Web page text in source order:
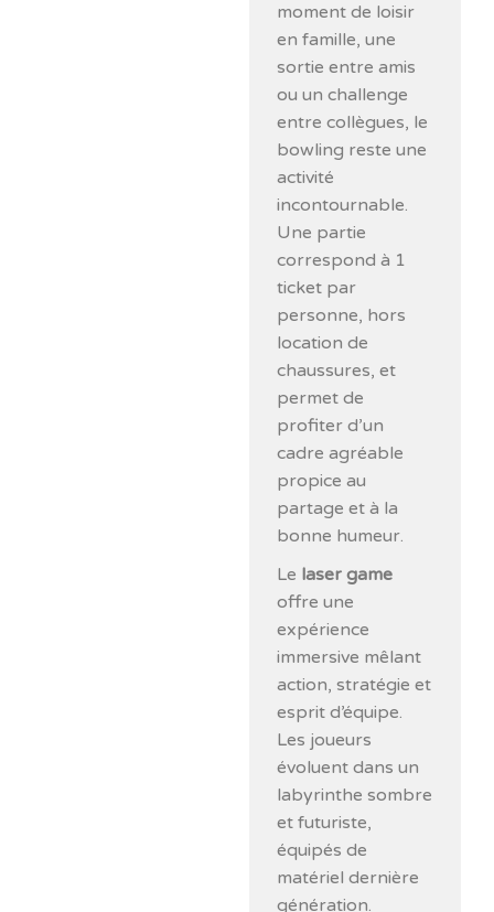
moment de loisir
en famille, une
sortie entre amis
ou un challenge
entre collègues, le
bowling reste une
activité
incontournable.
Une partie
correspond à 1
ticket par
personne, hors
location de
chaussures, et
permet de
profiter d’un
cadre agréable
propice au
partage et à la
bonne humeur.
Le laser game
offre une
expérience
immersive mêlant
action, stratégie et
esprit d’équipe.
Les joueurs
évoluent dans un
labyrinthe sombre
et futuriste,
équipés de
matériel dernière
génération.